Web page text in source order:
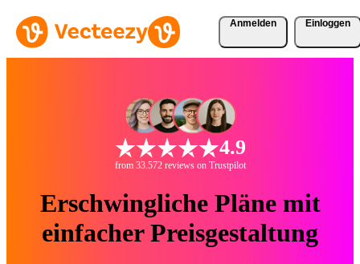
Anmelden Einloggen
4.9
from 33.572 reviews on Trustpilot
Erschwingliche Pläne mit
einfacher Preisgestaltung